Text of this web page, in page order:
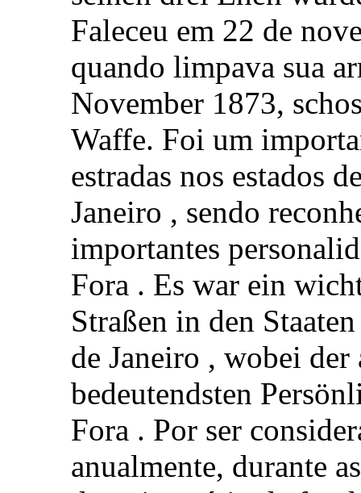
Faleceu em 22 de
quando limpava sua
November 1873,
Waffe. Foi um
estradas nos estados
Janeiro , sendo
importantes
Fora . Es war ein
Straßen in den
de Janeiro , wobei
bedeutendsten
Fora . Por ser
anualmente, durante